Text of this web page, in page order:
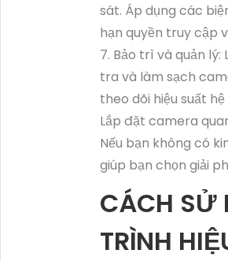
sát. Áp dụng các
hạn quyền truy cập
7. Bảo trì và quản
tra và làm sạch
theo dõi hiệu suất
Lắp đặt camera
Nếu bạn không có
giúp bạn chọn giải
CÁCH SỬ
TRÌNH